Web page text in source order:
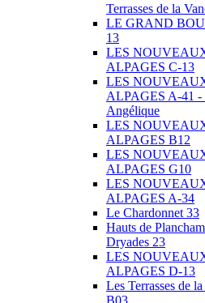
Terrasses de la
LE GRAND
13
LES
ALPAGES C-13
LES
ALPAGES A-41 -
Angélique
LES
ALPAGES B12
LES
ALPAGES G10
LES
ALPAGES A-34
Le Chardonnet 33
Hauts de
Dryades 23
LES
ALPAGES D-13
Les Terrasses de
B03